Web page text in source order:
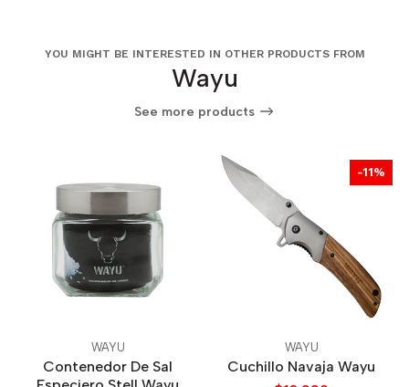
YOU MIGHT BE INTERESTED IN OTHER PRODUCTS FROM
Wayu
See more products
WAYU
Contenedor De Sal
-11%
WAYU
Cuchillo Navaja Wayu